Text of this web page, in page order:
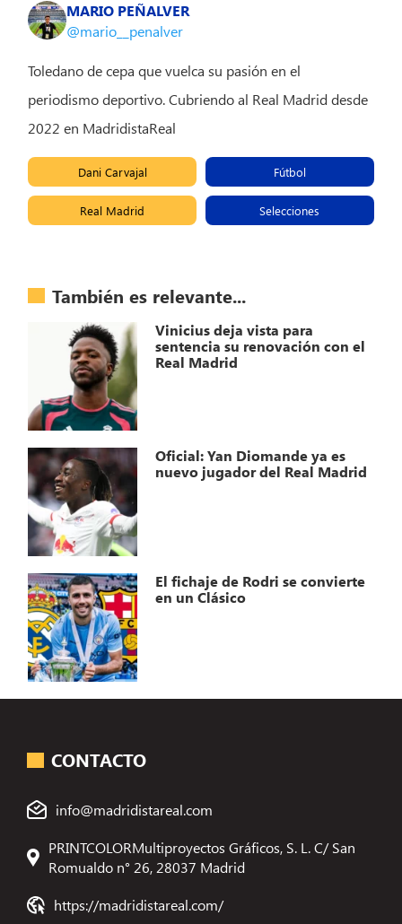
MARIO PEÑALVER
@mario__penalver
Toledano de cepa que vuelca su pasión en el
periodismo deportivo. Cubriendo al Real Madrid desde
2022 en MadridistaReal
Dani Carvajal Fútbol
Real Madrid Selecciones
También es relevante...
Vinicius deja vista para
sentencia su renovación con el
Real Madrid
Oficial: Yan Diomande ya es
nuevo jugador del Real Madrid
El fichaje de Rodri se convierte
en un Clásico
CONTACTO
info@madridistareal.com
PRINTCOLORMultiproyectos Gráficos, S. L. C/ San
Romualdo n° 26, 28037 Madrid
https://madridistareal.com/